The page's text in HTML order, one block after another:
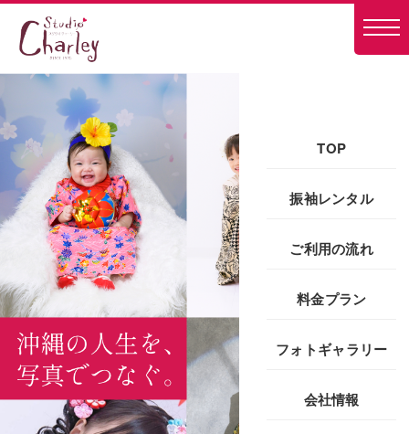
TOP
振袖レンタル
ご利用の流れ
料金プラン
フォトギャラリー
会社情報